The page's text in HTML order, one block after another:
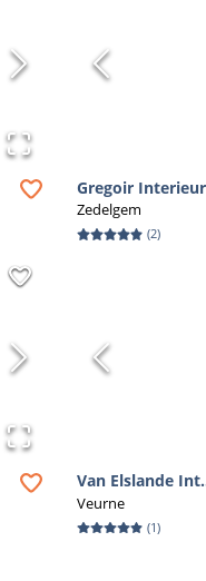
vakman voor jouw
ontdek de mogelijkheden.
Gregoir Interieur
Zedelgem
(2)
Van Elslande
Veurne
(1)